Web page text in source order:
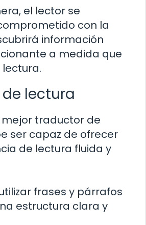
el lector se
con la
información
a medida que
lectura
mejor traductor de
ser capaz de ofrecer
de lectura fluida y
frases y párrafos
estructura clara y